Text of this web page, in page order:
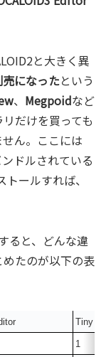
と大きく異
になったという
、 Megpoidなど
だけを買っても
ん。ここには
ドルされている
ールすれば、
ると、どんな違
たのが以下の表
Tiny
1